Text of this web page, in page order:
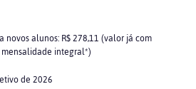
alunos: R$ 278,11 (valor já com
integral*)
de 2026